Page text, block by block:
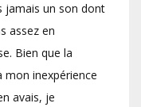
jamais un son dont
assez en
Bien que la
inexpérience
avais, je